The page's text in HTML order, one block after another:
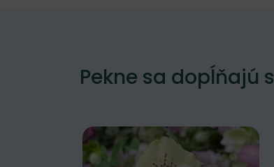
Pekne sa dopĺňajú s